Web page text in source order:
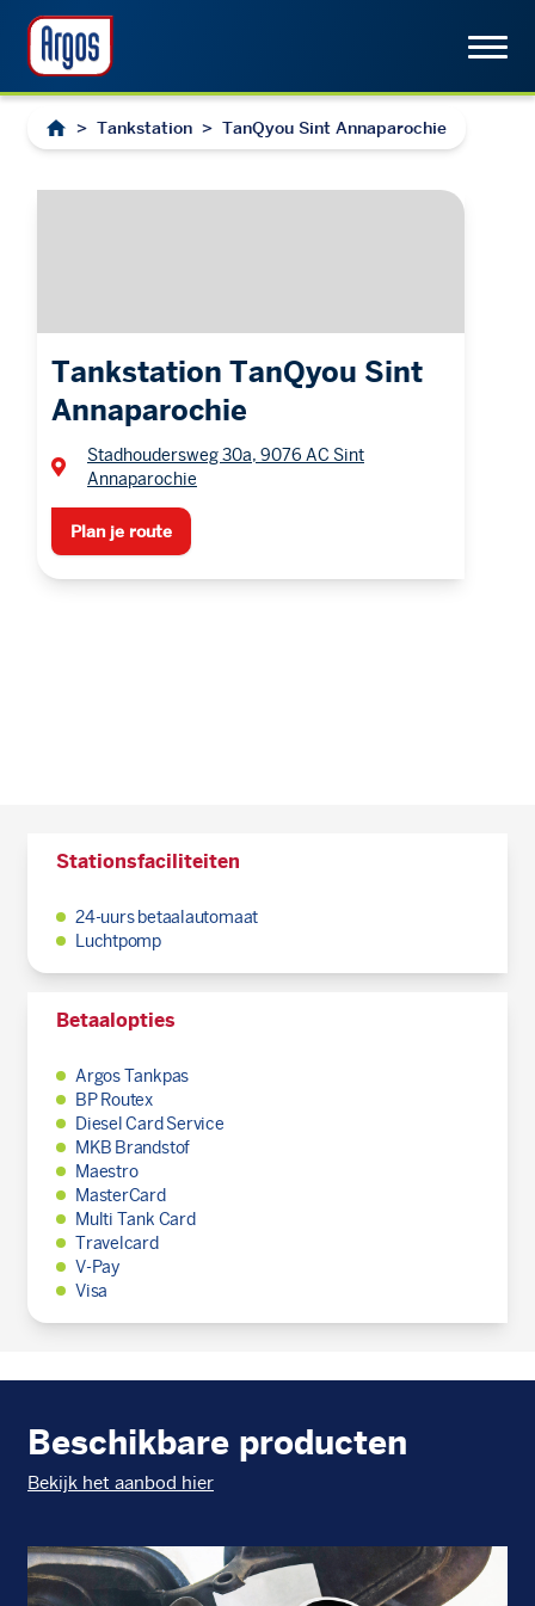
> Tankstation > TanQyou Sint Annaparochie
Tankstation TanQyou Sint
Annaparochie
Stadhoudersweg 30a, 9076 AC Sint
Annaparochie
Plan je route
Stationsfaciliteiten
24-uurs betaalautomaat
Luchtpomp
Betaalopties
Argos Tankpas
BP Routex
Diesel Card Service
MKB Brandstof
Maestro
MasterCard
Multi Tank Card
Travelcard
V-Pay
Visa
Beschikbare producten
Bekijk het aanbod hier